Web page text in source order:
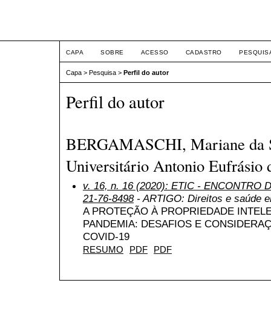
CAPA SOBRE ACESSO CADASTRO
Capa > Pesquisa > Perfil do autor
Perfil do autor
BERGAMASCHI, Mariane da
Universitário Antonio Eufrásio
v. 16, n. 16 (2020): ETIC - ENCONTRO
21-76-8498- ARTIGO: Direitos e saúde
A PROTEÇÃO À PROPRIEDADE
PANDEMIA: DESAFIOS E
COVID-19
RESUMO PDF PDF